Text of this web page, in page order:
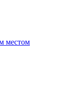
местом